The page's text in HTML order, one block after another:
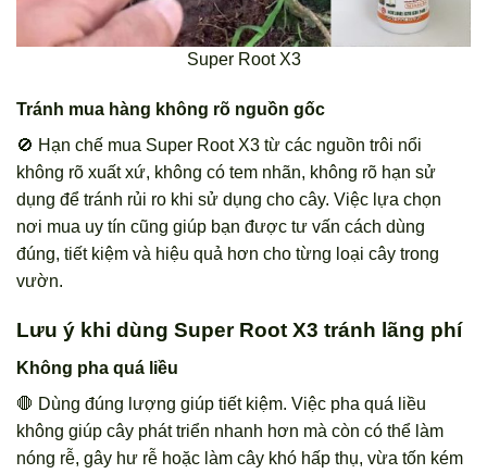
Super Root X3
Tránh mua hàng không rõ nguồn gốc
🚫 Hạn chế mua Super Root X3 từ các nguồn trôi nổi
không rõ xuất xứ, không có tem nhãn, không rõ hạn sử
dụng để tránh rủi ro khi sử dụng cho cây. Việc lựa chọn
nơi mua uy tín cũng giúp bạn được tư vấn cách dùng
đúng, tiết kiệm và hiệu quả hơn cho từng loại cây trong
vườn.
Lưu ý khi dùng Super Root X3 tránh lãng phí
Không pha quá liều
🛑 Dùng đúng lượng giúp tiết kiệm. Việc pha quá liều
không giúp cây phát triển nhanh hơn mà còn có thể làm
nóng rễ, gây hư rễ hoặc làm cây khó hấp thụ, vừa tốn kém